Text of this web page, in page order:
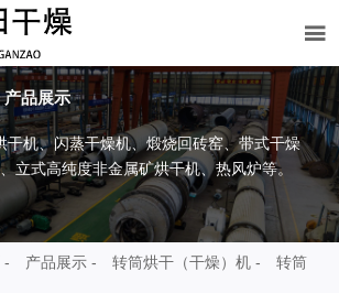

产品展示
干机、闪蒸干燥机、煅烧回砖窑、带式干燥
立式高纯度非金属矿烘干机、热风炉等。
- 产品展示 - 转筒烘干（干燥）机 -
转筒